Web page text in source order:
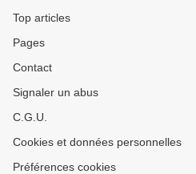
Top articles
Pages
Contact
Signaler un abus
C.G.U.
Cookies et données personnelles
Préférences cookies